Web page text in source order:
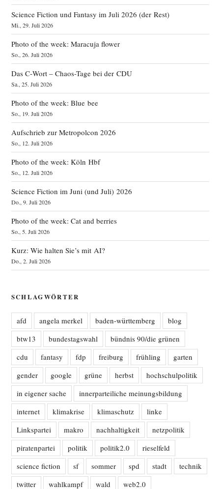
Science Fiction und Fantasy im Juli 2026 (der Rest)
Mi., 29. Juli 2026
Photo of the week: Maracuja flower
So., 26. Juli 2026
Das C‑Wort – Chaos-Tage bei der CDU
Sa., 25. Juli 2026
Photo of the week: Blue bee
So., 19. Juli 2026
Aufschrieb zur Metropolcon 2026
So., 12. Juli 2026
Photo of the week: Köln Hbf
So., 12. Juli 2026
Science Fiction im Juni (und Juli) 2026
Do., 9. Juli 2026
Photo of the week: Cat and berries
So., 5. Juli 2026
Kurz: Wie halten Sie’s mit AI?
Do., 2. Juli 2026
SCHLAGWÖRTER
afd angela merkel baden-württemberg
blog
btw13
bundestagswahl
bündnis 90/die grünen
cdu
fantasy fdp freiburg frühling
garten
gender
google grüne herbst
hochschulpolitik
in eigener sache
innerparteiliche meinungsbildung
internet
klimakrise klimaschutz
linke
Linkspartei
makro nachhaltigkeit
netzpolitik
piratenpartei
politik politik2.0
rieselfeld
science fiction
sf sommer spd stadt
technik
twitter
wahlkampf wald web2.0